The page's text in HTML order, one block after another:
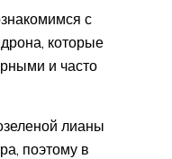
с
которые
и часто
лианы
поэтому в